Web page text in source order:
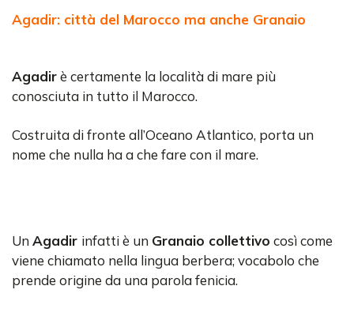
Agadir: città del Marocco ma anche Granaio
Agadirè certamente la località di mare più
conosciuta in tutto il Marocco.
Costruita di fronte all’Oceano Atlantico, porta un
nome che nulla ha a che fare con il mare.
Un Agadir infatti è un Granaio collettivo così come
viene chiamato nella lingua berbera; vocabolo che
prende origine da una parola fenicia.